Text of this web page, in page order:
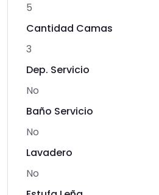
5
Cantidad Camas
3
Dep. Servicio
No
Baño Servicio
No
Lavadero
No